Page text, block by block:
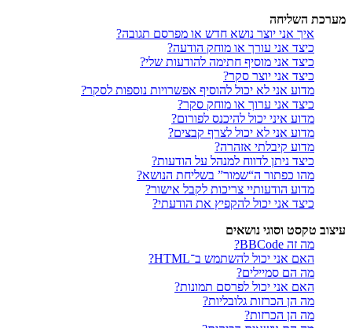
מערכת השליחה
איך אני יוצר נושא חדש או מפרסם תגובה?
כיצד אני עורך או מוחק הודעה?
כיצד אני מוסיף חתימה להודעות שלי?
כיצד אני יוצר סקר?
מדוע אני לא יכול להוסיף אפשרויות נוספות לסקר?
כיצד אני ערוך או מוחק סקר?
מדוע איני יכול להיכנס לפורום?
מדוע אני לא יכול לצרף קבצים?
מדוע קיבלתי אזהרה?
כיצד ניתן לדווח למנהל על הודעות?
מהו כפתור ה“שמור” בשליחת הנושא?
מדוע הודעותיי צריכות לקבל אישור?
כיצד אני יכול להקפיץ את הודעתי?
עיצוב טקסט וסוגי נושאים
מה זה BBCode?
האם אני יכול להשתמש ב־HTML?
מה הם סמיילים?
האם אני יכול לפרסם תמונות?
מה הן הכרזות גלובליות?
מה הן הכרזות?